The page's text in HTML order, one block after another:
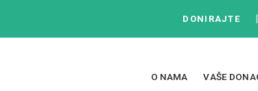
DONIRAJTE
O NAMA VAŠE